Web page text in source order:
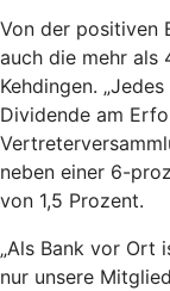
Von der positiven
auch die mehr als
Kehdingen.
Dividende am
neben einer 6-
von 1,5 Prozent.
„Als Bank vor Ort
nur unsere